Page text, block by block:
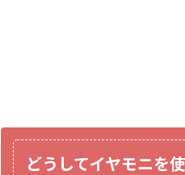
どうしてイヤモニを